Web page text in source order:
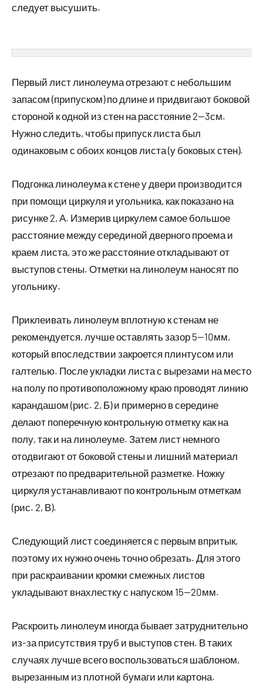
следует высушить.
Первый лист линолеума отрезают с небольшим
запасом (припуском) по длине и придвигают боковой
стороной к одной из стен на расстояние 2—3см.
Нужно следить, чтобы припуск листа был
одинаковым с обоих концов листа (у боковых стен).
Подгонка линолеума к стене у двери производится
при помощи циркуля и угольника, как показано на
рисунке 2, А. Измерив циркулем самое большое
расстояние между серединой дверного проема и
краем листа, это же расстояние откладывают от
выступов стены. Отметки на линолеум наносят по
угольнику.
Приклеивать линолеум вплотную к стенам не
рекомендуется, лучше оставлять зазор 5—10мм,
который впоследствии закроется плинтусом или
галтелью. После укладки листа с вырезами на место
на полу по противоположному краю проводят линию
карандашом (рис. 2, Б) и примерно в середине
делают поперечную контрольную отметку как на
полу, так и на линолеуме. Затем лист немного
отодвигают от боковой стены и лишний материал
отрезают по предварительной разметке. Ножку
циркуля устанавливают по контрольным отметкам
(рис. 2, В).
Следующий лист соединяется с первым впритык,
поэтому их нужно очень точно обрезать. Для этого
при раскраивании кромки смежных листов
укладывают внахлестку с напуском 15—20мм.
Раскроить линолеум иногда бывает затруднительно
из-за присутствия труб и выступов стен. В таких
случаях лучше всего воспользоваться шаблоном,
вырезанным из плотной бумаги или картона.